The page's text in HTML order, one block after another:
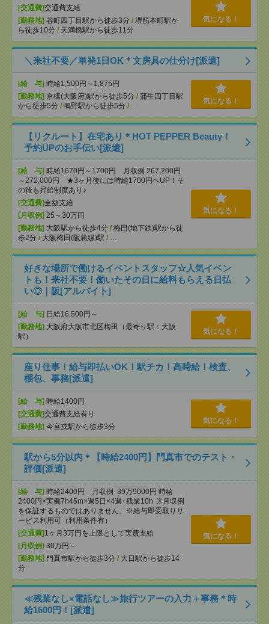
[交通費]交通費支給
[勤務地] 谷町四丁目駅から徒歩3分 / 堺筋本町駅か
ら徒歩10分 / 天満橋駅から徒歩11分
気になる！
＼来社不要／単発1日OK＊文房具の仕分け[派遣]
[給 与] 時給1,500円～1,875円
[勤務地] 京橋(大阪府)駅から徒歩5分 / 蒲生四丁目駅
から徒歩5分 / 鴫野駅から徒歩5分 / …
気になる！
【リクルート】在宅あり＊HOT PEPPER Beauty！
予約UPのお手伝い[派遣]
[給 与] 時給1670円～1700円 月収例 267,200円
～272,000円 ★3ヶ月後には時給1700円へUP！そ
の後も昇給制度あり♪
[交通費]全額支給
[月収例] 25～30万円
[勤務地] 大阪駅から徒歩4分 / 梅田(地下鉄)駅から徒
歩2分 / 大阪梅田(阪急線)駅 / …
気になる！
好きな場所で働けるイベントスタッフ☆人気イベン
トも！来社不要！働いたその日に給料もらえる日払
い◎｜阪[アルバイト]
[給 与] 日給16,500円～
[勤務地] 大阪府大阪市北区梅田（最寄り駅：大阪
駅）
気になる！
座り仕事！給与即払いOK！駅チカ！高時給！検査、
梱包、事務[派遣]
[給 与] 時給1400円
[交通費]交通費支給有り
[勤務地] 今宮戎駅から徒歩3分
気になる！
駅から5分以内＊【時給2400円】門真市でのテスト・
評価[派遣]
[給 与] 時給2400円 月収例 39万9000円 時給
2400円×実働7h45m×週5日×4週+残業10h ※月収例
を保証するものではありません。※給与即受取りサ
ービス利用可（利用条件有）
[交通費] 1ヶ月3万円を上限として実費支給
[月収例] 30万円～
[勤務地] 門真市駅から徒歩3分 / 大日駅から徒歩14
分
気になる！
≪残業なし×電話なし≫旅行ツアーの入力＋事務＊時
給1600円！[派遣]